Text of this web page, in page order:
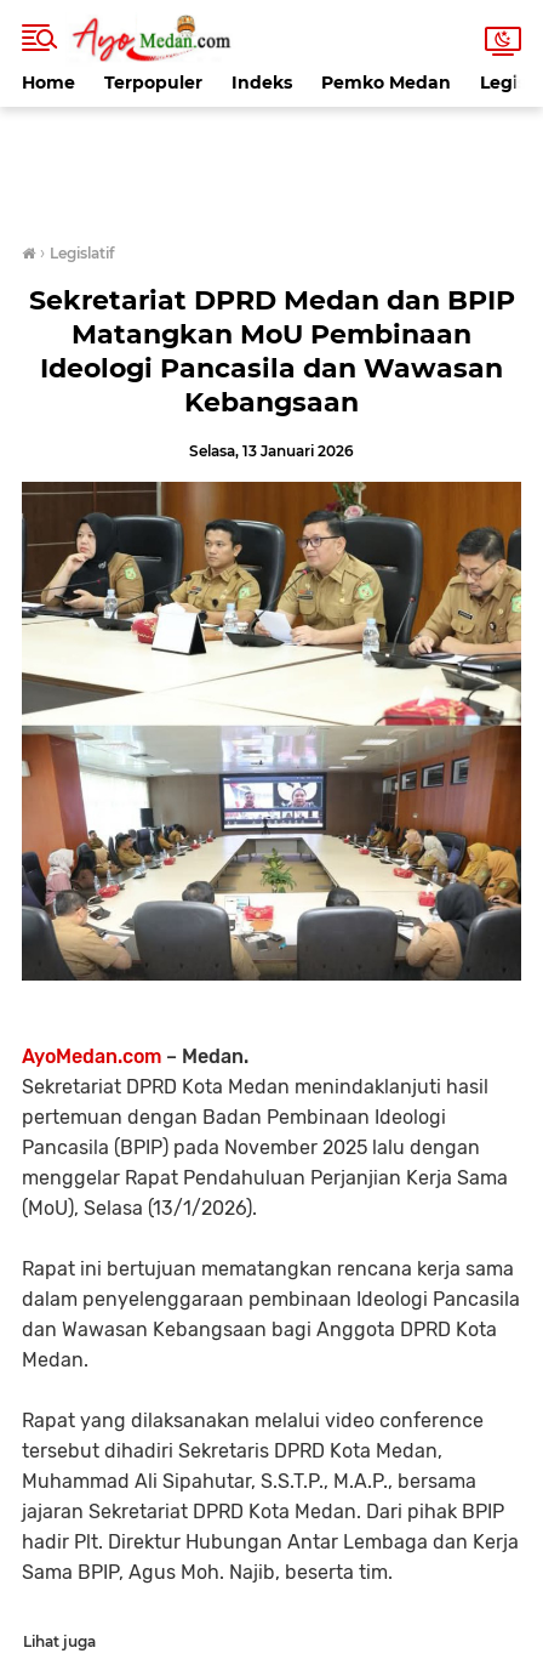
Home Terpopuler Indeks Pemko Medan
› Legislatif
Sekretariat DPRD Medan dan BPIP
Matangkan MoU Pembinaan
Ideologi Pancasila dan Wawasan
Kebangsaan
Selasa, 13 Januari 2026
AyoMedan.com – Medan.
Sekretariat DPRD Kota Medan menindaklanjuti hasil
pertemuan dengan Badan Pembinaan Ideologi
Pancasila (BPIP) pada November 2025 lalu dengan
menggelar Rapat Pendahuluan Perjanjian Kerja Sama
(MoU), Selasa (13/1/2026).
Rapat ini bertujuan mematangkan rencana kerja sama
dalam penyelenggaraan pembinaan Ideologi Pancasila
dan Wawasan Kebangsaan bagi Anggota DPRD Kota
Medan.
Rapat yang dilaksanakan melalui video conference
tersebut dihadiri Sekretaris DPRD Kota Medan,
Muhammad Ali Sipahutar, S.S.T.P., M.A.P., bersama
jajaran Sekretariat DPRD Kota Medan. Dari pihak BPIP
hadir Plt. Direktur Hubungan Antar Lembaga dan Kerja
Sama BPIP, Agus Moh. Najib, beserta tim.
Lihat juga